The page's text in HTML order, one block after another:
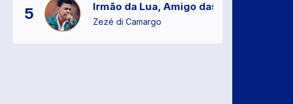
5 Irmão da Lua, Amigo das Estrelas
Zezé di Camargo